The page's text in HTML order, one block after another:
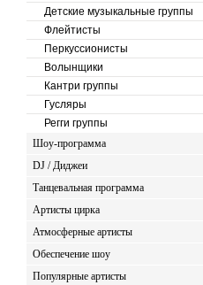
Детские музыкальные группы
Флейтисты
Перкуссионисты
Волынщики
Кантри группы
Гусляры
Регги группы
Шоу-программа
DJ / Диджеи
Танцевальная программа
Артисты цирка
Атмосферные артисты
Обеспечение шоу
Популярные артисты